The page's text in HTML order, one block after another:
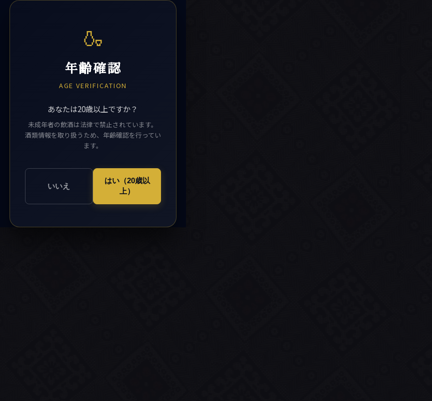
🍶
年齢確認
AGE VERIFICATION
あなたは20歳以上ですか？
未成年者の飲酒は法律で禁止されています。
酒類情報を取り扱うため、年齢確認を行ってい
ます。
いいえ
はい（20歳以
上）